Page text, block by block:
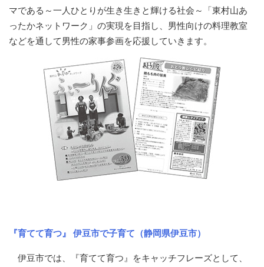
マである～一人ひとりが生き生きと輝ける社会～「東村山あ
ったかネットワーク」の実現を目指し、男性向けの料理教室
などを通して男性の家事参画を応援していきます。
『育てて育つ』 伊豆市で子育て（静岡県伊豆市）
伊豆市では、『育てて育つ』をキャッチフレーズとして、